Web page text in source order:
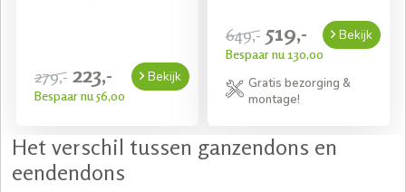
279,- 223,-
Bespaar nu 56,00
Bekijk
649,- 519,-
Bespaar nu 130,00
Bekijk
Gratis bezorging &
montage!
Het verschil tussen ganzendons en
eendendons